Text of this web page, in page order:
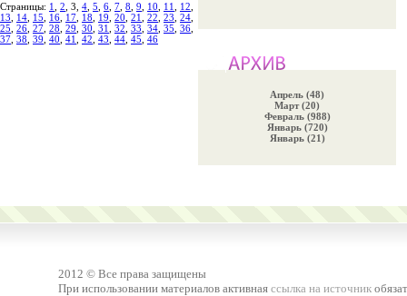
Страницы: 1 2 , 3, 4 5 6 7 8 9 10 11 12
13
14 15 16 17 18 19 20 21 22 23 24
25 26 27 28 29 30 31 32 33 34 35 36
37 38 39 40 41 42 43 44 45 46
Апрель (48)
Март (20)
Февраль (988)
Январь (720)
Январь (21)
2012 © Все права защищены
При использовании материалов активная ссылка на источник